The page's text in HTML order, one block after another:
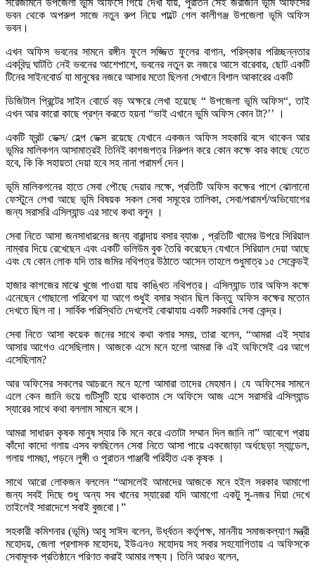
ভবন থেকে অপরুপ সাজে নতুন রুপ নিয়ে পাল্টে গেল কালীগঞ্জ উপজেলা ভূমি অফিস
ভবন।
এখন অফিস ভবনের সামনে রঙ্গীন ফুলে সজ্জিত ফুলের বাগান, পরিস্কার পরিচ্ছন্নতার
একবিন্দু ঘাটতি নেই ভবনের আশেপাশে, ভবনের নতুন রং নজরে আসে বারেবার, ছোট একটি
টিনের সাইনবোর্ড যা মানুষের নজরে আসার মতো ছিলনা সেখানে বিশাল আকারের একটি
ডিজিটাল প্রিন্টের সাইন বোর্ডে বড় অক্ষরে লেখা হয়েছে “ উপজেলা ভূমি অফিস“, তাই
এখন আর কারো কাছে প্রশ্ন করতে হয়না “ভাই এখানে ভুমি অফিস কোন টা?’’ ।
একটি ফ্রন্ট ডেক্স/ হেল্প ডেক্স রয়েছে যেখানে একজন অফিস সহকারি বসে থাকেন আর
ভূমির মালিকগন আসামাত্রই তিনিই কাগজপত্র নিরুপন করে কোন কক্ষে কার কাছে যেতে
হবে, কি কি সহায়তা দেয়া হবে সহ নানা পরামর্শ দেন।
ভূমি মালিকগনের হাতে সেবা পৌছে দেয়ার লক্ষে, প্রতিটি অফিস কক্ষের পাশে ঝোলানো
ফেস্টুনে লেখা আছে ভূমি বিষয়ক সকল সেবা সমূহের তালিকা, সেবা/পরামর্শ/অভিযোগের
জন্য সরাসরি এসিল্যান্ড এর সাথে কথা বলুন ।
সেবা নিতে আসা জনসাধারনের জন্য বারান্দায় বসার ব্যাঞ্চ , প্রতিটি খামের উপরে সিরিয়াল
নাম্বার দিয়ে রেখেছেন এবং একটি ভলিউম বুক তৈরি করেছেন যেখানে সিরিয়াল দেয়া আছে
এবং যে কোন লোক যদি তার জমির নথিপত্র উঠাতে আসেন তাহলে শুধুমাত্র ১৫ সেকেন্ডই
হাজার কাগজের মাঝে খুজে পাওয়া যায় কাঙ্খিত নথিপত্র। এসিল্যান্ড তার অফিস কক্ষে
এনেছেন গোছালো পরিবেশ যা আগে শুধুই বসার স্থান ছিল কিন্তু অফিস কক্ষের মতোন
দেখতে ছিল না। সার্বিক পরিস্থিতি দেখলেই বোঝাযায় একটি সরকারি সেবা কেন্দ্র।
সেবা নিতে আসা কয়েক জনের সাথে কথা বলার সময়, তারা বলেন, “আমরা এই স্যার
আসার আগেও এসেছিলাম। আজকে এসে মনে হলো আমরা কি এই অফিসেই এর আগে
এসেছিলাম?
আর অফিসের সকলের আচরনে মনে হলো আমারা তাদের মেহমান। যে অফিসের সামনে
এলে কেন জানি ভয়ে গুটিসুটি হয়ে থাকতাম সে অফিসে আজ এসে সরাসরি এসিল্যান্ড
স্যারের সাথে কথা বললাম সামনে বসে।
আমরা সাধারন কৃষক মানুষ স্যার কি মনে করে এতাটা সম্মান দিল জানি না” আবেগে প্রায়
কাঁদো কাদো গলায় এসব বলছিলেন সেবা নিতে আসা পায়ে একজোড়া অর্ধছেড়া স্যান্ডেল,
গলায় গামছা, পড়নে লুঙ্গী ও পুরাতন পাঞ্জাবী পরিহীত এক কৃষক ।
সাথে আরো লোকজন বললেন “আসলেই আমাদের আজকে মনে হইল সরকার আমাগো
জন্য সবই দিছে শুধু অন্য সব খানের স্যারেরা যদি আমাগো একটু সু-নজর দিয়া দেখে
তাইলেই সারাদেশে সবাই বুজবো।”
সহকারী কমিশনার (ভূমি) আবু সাঈদ বলেন, উর্ধ্বতন কর্তৃপক্ষ, মাননীয় সমাজকল্যাণ মন্ত্রী
মহোদয়, জেলা প্রশাসক মহোদয়, ইউএনও মহোদয় সহ সবার সহযোগিতায় এ অফিসকে
সেবামূলক প্রতিষ্ঠানে পরিণত করাই আমার লক্ষ্য। তিনি আরও বলেন,